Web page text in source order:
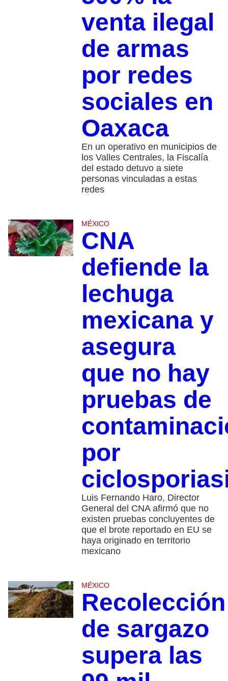
venta ilegal
de armas
por redes
sociales en
Oaxaca
En un operativo en municipios de
los Valles Centrales, la Fiscalía
del estado detuvo a siete
personas vinculadas a estas
redes
MÉXICO
CNA
defiende la
lechuga
mexicana y
asegura
que no hay
pruebas de
por
Luis Fernando Haro, Director
General del CNA afirmó que no
existen pruebas concluyentes de
que el brote reportado en EU se
haya originado en territorio
mexicano
MÉXICO
Recolección
de sargazo
supera las